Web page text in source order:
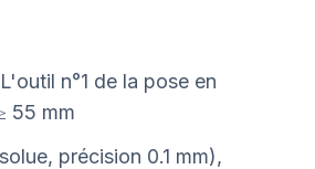
n°1 de la pose en
55 mm
précision 0.1 mm),